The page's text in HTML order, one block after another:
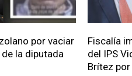
por vaciar
la diputada
Fiscalía
del IPS
Brítez